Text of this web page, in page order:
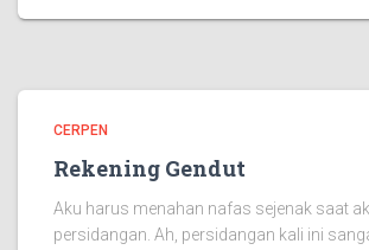
CERPEN
Rekening Gendut
Aku harus menahan nafas sejenak saat
persidangan. Ah, persidangan kali ini